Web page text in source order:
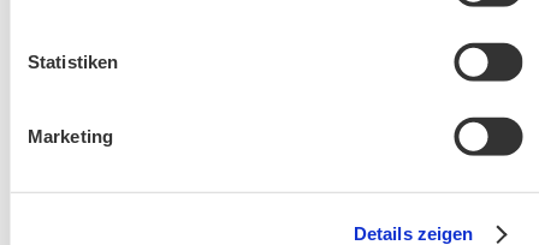
Statistiken
Marketing
Details zeigen